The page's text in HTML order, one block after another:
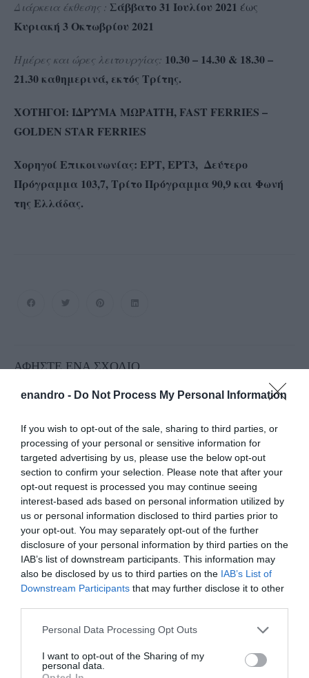
enandro - Do Not Process My Personal Information
If you wish to opt-out of the sale, sharing to third parties, or
processing of your personal or sensitive information for
targeted advertising by us, please use the below opt-out
section to confirm your selection. Please note that after your
opt-out request is processed you may continue seeing
interest-based ads based on personal information utilized by
us or personal information disclosed to third parties prior to
your opt-out. You may separately opt-out of the further
disclosure of your personal information by third parties on the
IAB’s list of downstream participants. This information may
also be disclosed by us to third parties on the IAB’s List of
Downstream Participants that may further disclose it to other
Please note that this website/app uses one or more Google
not limited to your visit or usage behaviour. You may click to
grant or deny consent to Google and its third-party tags to
Personal Data Processing Opt Outs
I want to opt-out of the Sharing of my
personal data.
Διάρκεια έκθεσης : Σάββατο 31 Ιουλίου 2021 έως
Κυριακή 3 Οκτωβρίου 2021
Ημέρες και ώρες λειτουργίας: 10.30 – 14.30 & 18.30 –
21.30 καθημερινά, εκτός Τρίτης.
ΧΟΤΗΓOI: ΙΔΡΥΜΑ ΜΩΡΑΪΤΗ, FAST FERRIES –
GOLDEN STAR FERRIES
Χορηγοί Επικοινωνίας: ΕΡΤ, ΕΡΤ3, Δεύτερο
Πρόγραμμα 103,7, Τρίτο Πρόγραμμα 90,9 και Φωνή
της Ελλάδας.
ΑΦΉΣΤΕ ΈΝΑ ΣΧΌΛΙΟ
σημειώνονται με*